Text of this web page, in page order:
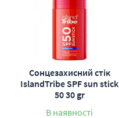
Сонцезахисний стік
IslandTribe SPF sun stick
50 30 gr
В наявності